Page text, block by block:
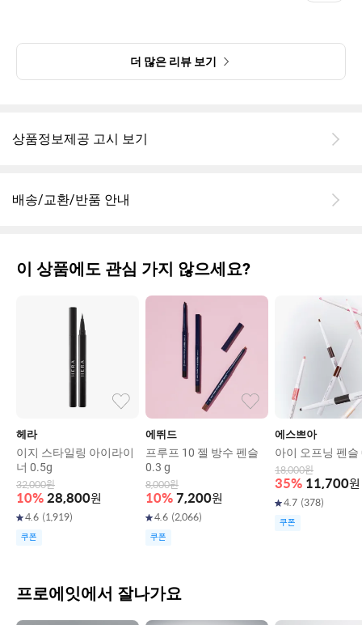
더 많은 리뷰 보기
상품정보제공 고시 보기
배송/교환/반품 안내
이 상품에도 관심 가지 않으세요?
헤라
이지 스타일링 아이라이
너 0.5g
32,000원
10% 28,800원
4.6 (1,919)
쿠폰
에뛰드
프루프 10 젤 방수 펜슬
0.3 g
8,000원
10% 7,200원
4.6 (2,066)
쿠폰
에스쁘아
아이 오프닝 펜슬
18,000원
35% 11,700원
4.7 (378)
쿠폰
프로에잇에서 잘나가요